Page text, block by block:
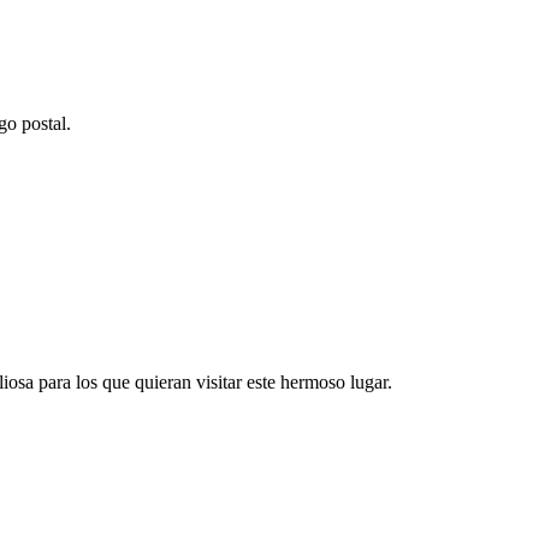
postal.
para los que quieran visitar este hermoso lugar.